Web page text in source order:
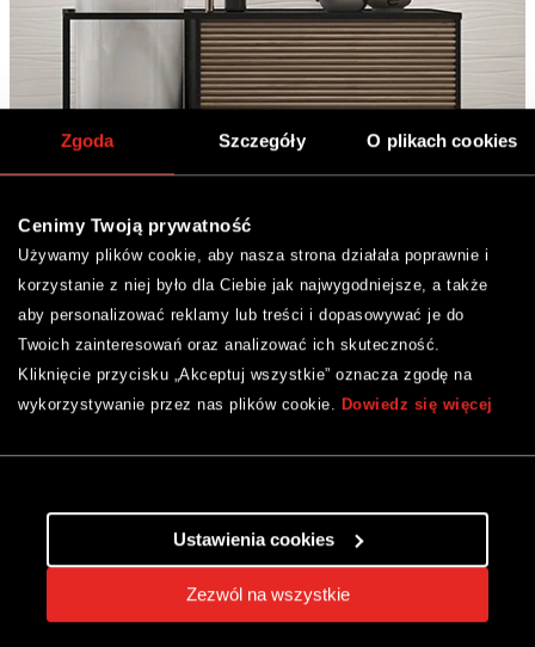
Zgoda Szczegóły O plikach cookies
Cenimy Twoją prywatność
Używamy plików cookie, aby nasza strona działała poprawnie i
korzystanie z niej było dla Ciebie jak najwygodniejsze, a także
aby personalizować reklamy lub treści i dopasowywać je do
Twoich zainteresowań oraz analizować ich skuteczność.
Kliknięcie przycisku „Akceptuj wszystkie” oznacza zgodę na
wykorzystywanie przez nas plików cookie. Dowiedz się więcej
Zezwól na wszystkie
Ustawienia cookies
Przeglądaj podobne inspiracje